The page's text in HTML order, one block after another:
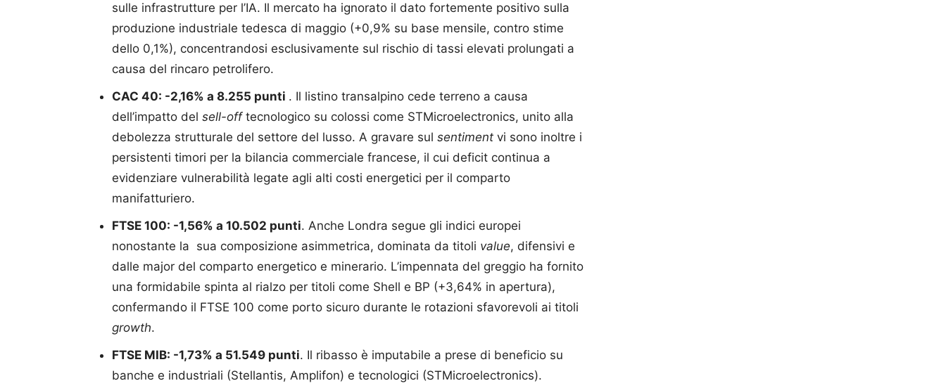
sulle infrastrutture per l’IA. Il mercato ha ignorato il dato fortemente positivo sulla
produzione industriale tedesca di maggio (+0,9% su base mensile, contro stime
dello 0,1%), concentrandosi esclusivamente sul rischio di tassi elevati prolungati a
causa del rincaro petrolifero.
CAC 40: -2,16% a 8.255 punti . Il listino transalpino cede terreno a causa
dell’impatto del sell-offtecnologico su colossi come STMicroelectronics, unito alla
debolezza strutturale del settore del lusso. A gravare sul sentiment vi sono inoltre i
persistenti timori per la bilancia commerciale francese, il cui deficit continua a
evidenziare vulnerabilità legate agli alti costi energetici per il comparto
manifatturiero.
FTSE 100: -1,56% a 10.502 punti. Anche Londra segue gli indici europei
nonostante la sua composizione asimmetrica, dominata da titoli value, difensivi e
dalle major del comparto energetico e minerario. L’impennata del greggio ha fornito
una formidabile spinta al rialzo per titoli come Shell e BP (+3,64% in apertura),
confermando il FTSE 100 come porto sicuro durante le rotazioni sfavorevoli ai titoli
growth.
FTSE MIB: -1,73% a 51.549 punti. Il ribasso è imputabile a prese di beneficio su
banche e industriali (Stellantis, Amplifon) e tecnologici (STMicroelectronics).